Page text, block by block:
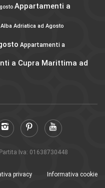
Appartamenti a
Adriatica ad Agosto
Appartamenti a
a Cupra Marittima ad
Iva: 01638730448
Informativa cookie
privacy